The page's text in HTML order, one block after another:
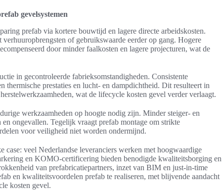
gevelsystemen
prefab via kortere bouwtijd en lagere directe arbeidskosten.
of gebruikswaarde eerder op gang. Hogere
door minder faalkosten en lagere projecturen, wat de
in gecontroleerde fabrieksomstandigheden. Consistente
thermische prestaties en lucht- en dampdichtheid. Dit resulteert in
wat de lifecycle kosten gevel verder verlaagt.
werkzaamheden op hoogte nodig zijn. Minder steiger- en
ongevallen. Tegelijk vraagt prefab montage om strikte
voor veiligheid niet worden ondermijnd.
veel Nederlandse leveranciers werken met hoogwaardige
en KOMO-certificering bieden benodigde kwaliteitsborging en
van prefabricatiepartners, inzet van BIM en just-in-time
en kwaliteitsvoordelen prefab te realiseren, met blijvende aandacht
kosten gevel.